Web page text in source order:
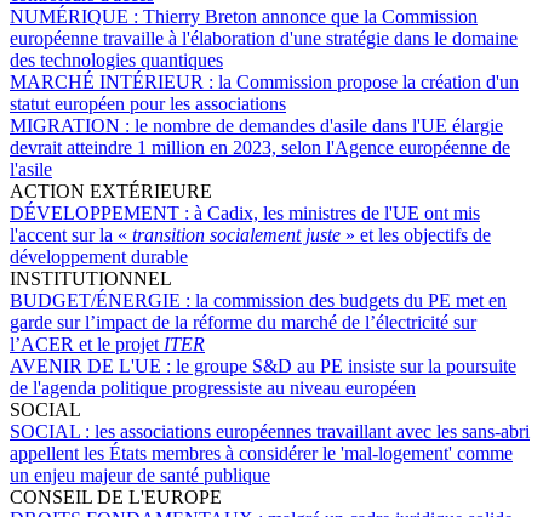
NUMÉRIQUE : Thierry Breton annonce que la Commission
européenne travaille à l'élaboration d'une stratégie dans le domaine
des technologies quantiques
MARCHÉ INTÉRIEUR : la Commission propose la création d'un
statut européen pour les associations
MIGRATION : le nombre de demandes d'asile dans l'UE élargie
devrait atteindre 1 million en 2023, selon l'Agence européenne de
l'asile
ACTION EXTÉRIEURE
DÉVELOPPEMENT : à Cadix, les ministres de l'UE ont mis
l'accent sur la « transition socialement juste » et les objectifs de
développement durable
INSTITUTIONNEL
BUDGET/ÉNERGIE : la commission des budgets du PE met en
garde sur l’impact de la réforme du marché de l’électricité sur
l’ACER et le projet ITER
AVENIR DE L'UE : le groupe S&D au PE insiste sur la poursuite
de l'agenda politique progressiste au niveau européen
SOCIAL
SOCIAL : les associations européennes travaillant avec les sans-abri
appellent les États membres à considérer le 'mal-logement' comme
un enjeu majeur de santé publique
CONSEIL DE L'EUROPE